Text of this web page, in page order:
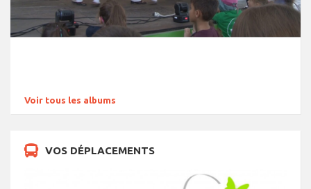
Voir tous les albums
VOS DÉPLACEMENTS